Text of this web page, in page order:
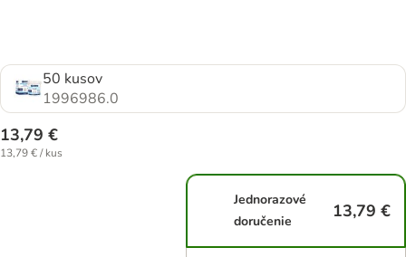
50 kusov
1996986.0
13,79 €
13,79 € / kus
Jednorazové
doručenie
13,79 €